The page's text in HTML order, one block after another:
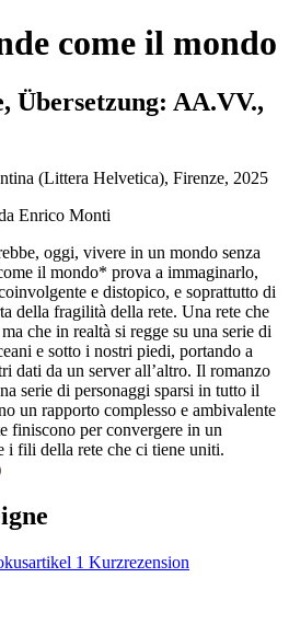
come il mondo
Übersetzung: AA.VV.,
(Littera Helvetica), Firenze, 2025
Enrico Monti
oggi, vivere in un mondo senza
il mondo* prova a immaginarlo,
e distopico, e soprattutto di
della fragilità della rete. Una rete che
che in realtà si regge su una serie di
e sotto i nostri piedi, portando a
dati da un server all’altro. Il romanzo
serie di personaggi sparsi in tutto il
un rapporto complesso e ambivalente
finiscono per convergere in un
i fili della rete che ci tiene uniti.
1 Kurzrezension